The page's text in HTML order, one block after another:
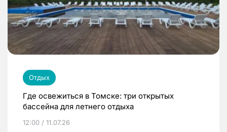
Отдых
Где освежиться в Томске: три открытых
бассейна для летнего отдыха
12:00 / 11.07.26